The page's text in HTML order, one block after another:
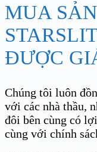
MUA
ĐƯỢC
Chúng tôi luôn
với các nhà thầu,
đôi bên cùng có
cùng với chính